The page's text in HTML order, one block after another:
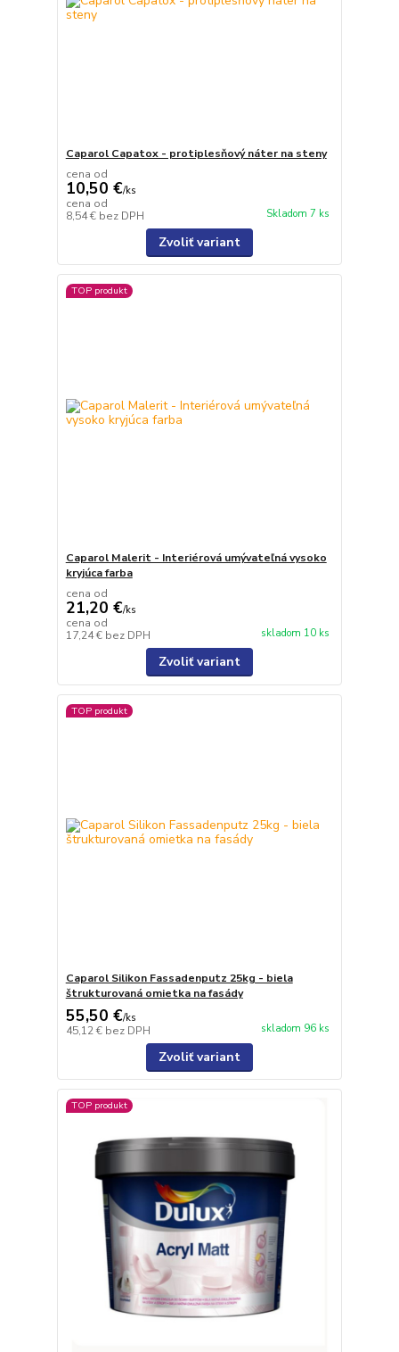
Caparol Capatox - protiplesňový náter na steny
cena od
10,50 €/ks
cena od
8,54 € bez DPH Skladom 7 ks
Zvoliť variant
TOP produkt
Caparol Malerit - Interiérová umývateľná vysoko
kryjúca farba
cena od
21,20 €/ks
cena od
17,24 € bez DPH skladom 10 ks
Zvoliť variant
TOP produkt
Caparol Silikon Fassadenputz 25kg - biela
štrukturovaná omietka na fasády
55,50 €/ks
45,12 € bez DPH skladom 96 ks
Zvoliť variant
TOP produkt